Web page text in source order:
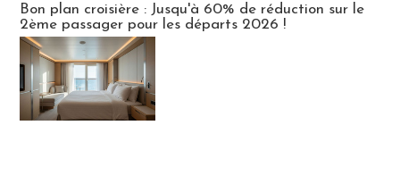
Bon plan croisière : Jusqu'à 60% de réduction sur le
2ème passager pour les départs 2026 !